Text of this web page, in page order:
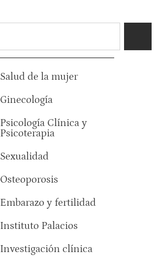
Salud de la mujer
Ginecología
Psicología Clínica y
Psicoterapia
Sexualidad
Osteoporosis
Embarazo y fertilidad
Instituto Palacios
Investigación clínica